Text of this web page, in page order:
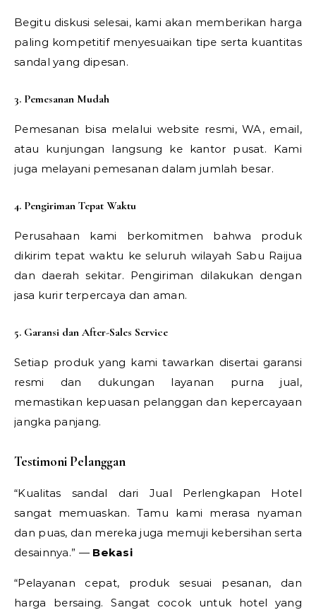
Begitu diskusi selesai, kami akan memberikan harga
paling kompetitif menyesuaikan tipe serta kuantitas
sandal yang dipesan.
3. Pemesanan Mudah
Pemesanan bisa melalui website resmi, WA, email,
atau kunjungan langsung ke kantor pusat. Kami
juga melayani pemesanan dalam jumlah besar.
4. Pengiriman Tepat Waktu
Perusahaan kami berkomitmen bahwa produk
dikirim tepat waktu ke seluruh wilayah Sabu Raijua
dan daerah sekitar. Pengiriman dilakukan dengan
jasa kurir terpercaya dan aman.
5. Garansi dan After-Sales Service
Setiap produk yang kami tawarkan disertai garansi
resmi dan dukungan layanan purna jual,
memastikan kepuasan pelanggan dan kepercayaan
jangka panjang.
Testimoni Pelanggan
“Kualitas sandal dari Jual Perlengkapan Hotel
sangat memuaskan. Tamu kami merasa nyaman
dan puas, dan mereka juga memuji kebersihan serta
desainnya.” — Bekasi
“Pelayanan cepat, produk sesuai pesanan, dan
harga bersaing. Sangat cocok untuk hotel yang